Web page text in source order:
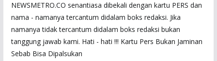
NEWSMETRO.CO senantiasa dibekali dengan kartu PERS dan
nama - namanya tercantum didalam boks redaksi. Jika
namanya tidak tercantum didalam boks redaksi bukan
tanggung jawab kami. Hati - hati !!! Kartu Pers Bukan Jaminan
Sebab Bisa Dipalsukan